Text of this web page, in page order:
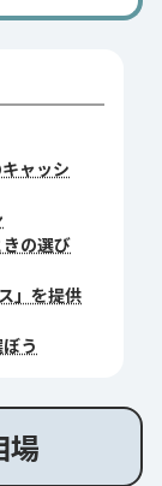
ャッシ
の選び
」を提供
う
場